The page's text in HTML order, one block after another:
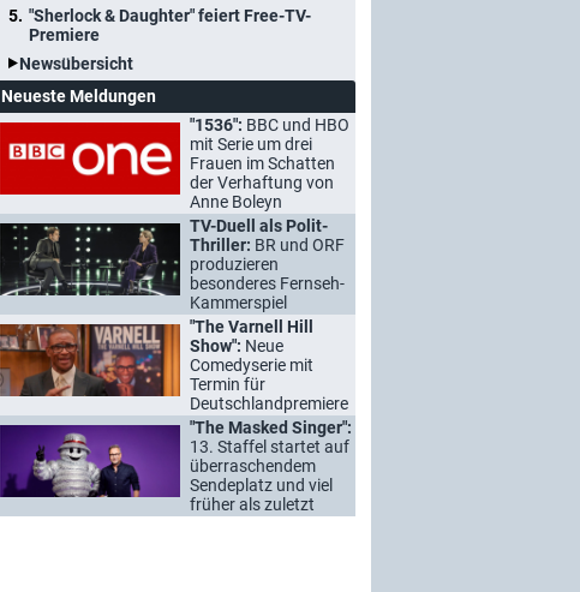
"Sherlock & Daughter" feiert Free-TV-
Premiere
Newsübersicht
Neueste Meldungen
"1536": BBC und HBO
mit Serie um drei
Frauen im Schatten
der Verhaftung von
Anne Boleyn
TV-Duell als Polit-
Thriller: BR und ORF
produzieren
besonderes Fernseh-
Kammerspiel
"The Varnell Hill
Show": Neue
Comedyserie mit
Termin für
Deutschlandpremiere
"The Masked Singer":
13. Staffel startet auf
überraschendem
Sendeplatz und viel
früher als zuletzt